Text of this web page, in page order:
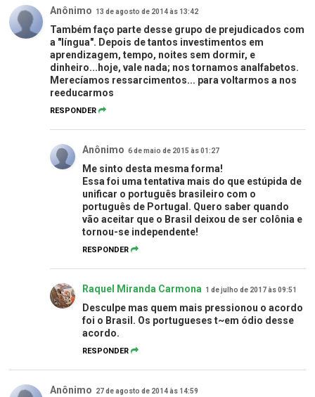
Anônimo 13 de agosto de 2014 às 13:42
Também faço parte desse grupo de prejudicados com
a "língua". Depois de tantos investimentos em
aprendizagem, tempo, noites sem dormir, e
dinheiro...hoje, vale nada; nos tornamos analfabetos.
Merecíamos ressarcimentos... para voltarmos a nos
reeducarmos
RESPONDER
Anônimo 6 de maio de 2015 às 01:27
Me sinto desta mesma forma!
Essa foi uma tentativa mais do que estúpida de
unificar o português brasileiro com o
português de Portugal. Quero saber quando
vão aceitar que o Brasil deixou de ser colônia e
tornou-se independente!
RESPONDER
Raquel Miranda Carmona 1 de julho de 2017 às 09:51
Desculpe mas quem mais pressionou o acordo
foi o Brasil. Os portugueses t~em ódio desse
acordo.
RESPONDER
Anônimo 27 de agosto de 2014 às 14:59